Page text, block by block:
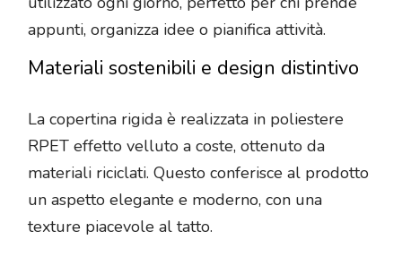
appunti, organizza idee o pianifica attività.
Materiali sostenibili e design distintivo
La copertina rigida è realizzata in poliestere
RPET effetto velluto a coste, ottenuto da
materiali riciclati. Questo conferisce al prodotto
un aspetto elegante e moderno, con una
texture piacevole al tatto.